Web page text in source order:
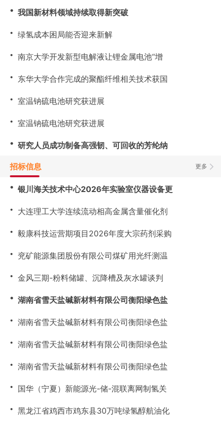
・ 我国新材料领域持续取得新突破
・ 绿氢成本困局能否迎来新解
・ 南京大学开发新型电解液让锂金属电池“增
・ 东华大学合作完成的聚酯纤维相关技术获国
・ 室温钠硫电池研究获进展
・ 室温钠硫电池研究获进展
・ 研究人员成功制备高强韧、可回收的芳纶纳
更多
招标信息
・ 银川海关技术中心2026年实验室仪器设备更
・ 大连理工大学连续流动相高金属含量催化剂
・ 毅康科技运营期项目2026年度大宗药剂采购
・ 兖矿能源集团股份有限公司煤矿用光纤测温
・ 金风三期-粉料储罐、沉降槽及灰水罐谈判
・ 湖南省雪天盐碱新材料有限公司衡阳绿色盐
・ 湖南省雪天盐碱新材料有限公司衡阳绿色盐
・ 湖南省雪天盐碱新材料有限公司衡阳绿色盐
・ 湖南省雪天盐碱新材料有限公司衡阳绿色盐
・ 国华（宁夏）新能源光-储-混联离网制氢关
・ 黑龙江省鸡西市鸡东县30万吨绿氢醇航油化